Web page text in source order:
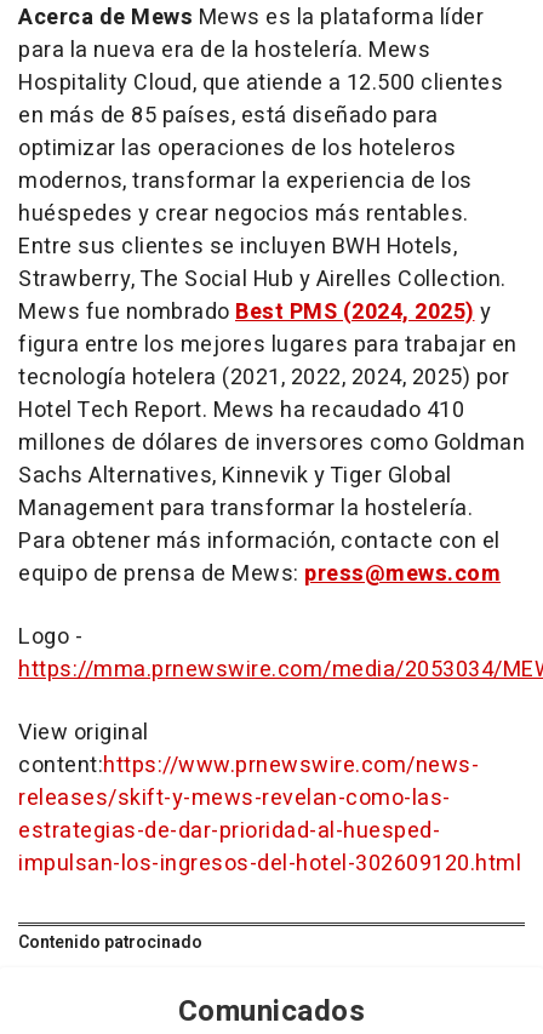
Acerca de Mews Mews es la plataforma líder
para la nueva era de la hostelería. Mews
Hospitality Cloud, que atiende a 12.500 clientes
en más de 85 países, está diseñado para
optimizar las operaciones de los hoteleros
modernos, transformar la experiencia de los
huéspedes y crear negocios más rentables.
Entre sus clientes se incluyen BWH Hotels,
Strawberry, The Social Hub y Airelles Collection.
Mews fue nombradoBest PMS (2024, 2025)y
figura entre los mejores lugares para trabajar en
tecnología hotelera (2021, 2022, 2024, 2025) por
Hotel Tech Report. Mews ha recaudado 410
millones de dólares de inversores como Goldman
Sachs Alternatives, Kinnevik y Tiger Global
Management para transformar la hostelería.
Para obtener más información, contacte con el
equipo de prensa de Mews: press@mews.com
Logo -
https://mma.prnewswire.com/media/2053034/
View original
content:https://www.prnewswire.com/news-
releases/skift-y-mews-revelan-como-las-
estrategias-de-dar-prioridad-al-huesped-
impulsan-los-ingresos-del-hotel-302609120.html
Contenido patrocinado
Comunicados